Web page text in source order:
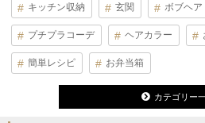
キッチン収納 玄関 ボブヘア
プチプラコーデ ヘアカラー
簡単レシピ お弁当箱
カテゴリー